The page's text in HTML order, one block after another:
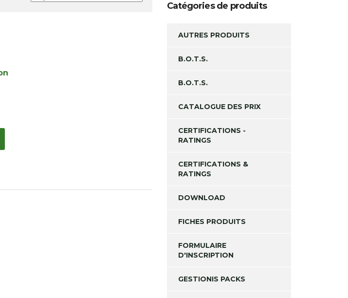
Catégories de produits
AUTRES PRODUITS
B.O.T.S.
B.O.T.S.
CATALOGUE DES PRIX
CERTIFICATIONS -
RATINGS
CERTIFICATIONS &
RATINGS
DOWNLOAD
FICHES PRODUITS
FORMULAIRE
D'INSCRIPTION
GESTIONIS PACKS